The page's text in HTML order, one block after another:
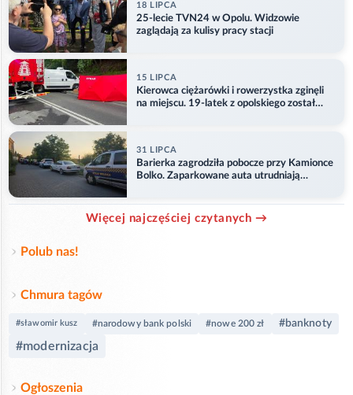
18 LIPCA
25-lecie TVN24 w Opolu. Widzowie
zaglądają za kulisy pracy stacji
15 LIPCA
Kierowca ciężarówki i rowerzystka zginęli
na miejscu. 19-latek z opolskiego został
31 LIPCA
Barierka zagrodziła pobocze przy Kamionce
Bolko. Zaparkowane auta utrudniają
Więcej najczęściej czytanych →
Polub nas!
Chmura tagów
#sławomir kusz #narodowy bank polski #nowe 200 zł #banknoty
#modernizacja
Ogłoszenia